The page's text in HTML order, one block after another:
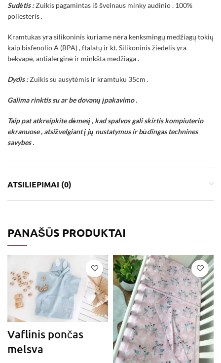
Sudėtis :Zuikis pagamintas iš švelnaus minky audinio . 100%
poliesteris .
Kramtukas yra silikoninis kuriame nėra kenksmingų medžiagų tokių
kaip bisfenolio A (BPA) , ftalatų ir kt. Silikoninis žiedelis yra
bekvapė, antialerginė ir minkšta medžiaga .
Dydis :Zuikis su ausytėmis ir kramtuku 35cm .
Galima rinktis su ar be dovanų įpakavimo .
Taip pat atkreipkite dėmesį , kad spalvos gali skirtis kompiuterio
ekranuose , atsižvelgiant į jų nustatymus ir būdingas technines
savybes .
ATSILIEPIMAI (0)
PANAŠŪS PRODUKTAI
Vaflinis pončas
melsva